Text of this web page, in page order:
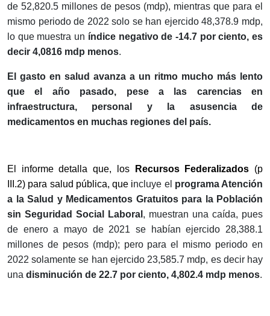
de 52,820.5 millones de pesos (mdp), mientras que para el
mismo periodo de 2022 solo se han ejercido 48,378.9 mdp,
lo que muestra un índice negativo de -14.7 por ciento, es
decir 4,0816 mdp menos.
El gasto en salud avanza a un ritmo mucho más lento
que el año pasado, pese a las carencias en
infraestructura, personal y la asusencia de
medicamentos en muchas regiones del país.
El informe detalla que, los Recursos Federalizados (p
III.2) para salud pública, que incluye el programa Atención
a la Salud y Medicamentos Gratuitos para la Población
sin Seguridad Social Laboral , muestran una caída, pues
de enero a mayo de 2021 se habían ejercido 28,388.1
millones de pesos (mdp); pero para el mismo periodo en
2022 solamente se han ejercido 23,585.7 mdp, es decir hay
una disminución de 22.7 por ciento, 4,802.4 mdp menos.